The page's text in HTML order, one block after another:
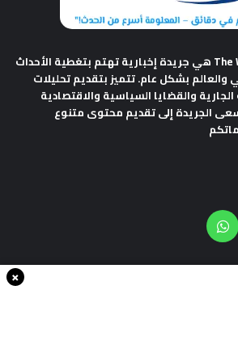
هي جريدة إخبارية تهتم بتغطية الأحداث
والعالم بشكل عام. تتميز بتقديم تحليلات
والقضايا السياسية والاقتصادية
الجريدة إلى تقديم محتوى متنوع
واتساب
×